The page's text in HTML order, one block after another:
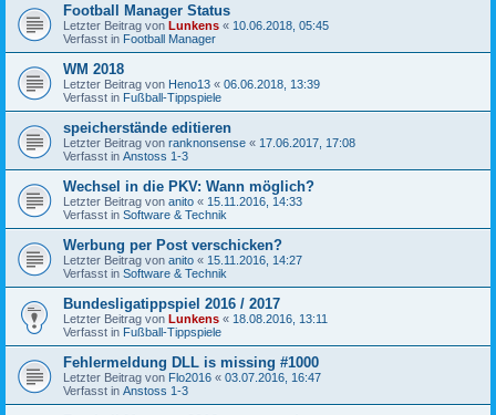
Football Manager Status
Letzter Beitrag von Lunkens « 10.06.2018, 05:45
Verfasst in Football Manager
WM 2018
Letzter Beitrag von Heno13 « 06.06.2018, 13:39
Verfasst in Fußball-Tippspiele
speicherstände editieren
Letzter Beitrag von ranknonsense « 17.06.2017, 17:08
Verfasst in Anstoss 1-3
Wechsel in die PKV: Wann möglich?
Letzter Beitrag von anito « 15.11.2016, 14:33
Verfasst in Software & Technik
Werbung per Post verschicken?
Letzter Beitrag von anito « 15.11.2016, 14:27
Verfasst in Software & Technik
Bundesligatippspiel 2016 / 2017
Letzter Beitrag von Lunkens « 18.08.2016, 13:11
Verfasst in Fußball-Tippspiele
Fehlermeldung DLL is missing #1000
Letzter Beitrag von Flo2016 « 03.07.2016, 16:47
Verfasst in Anstoss 1-3